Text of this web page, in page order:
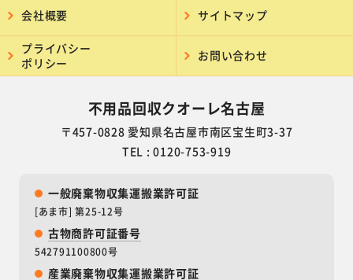
会社概要 サイトマップ
プライバシー
ポリシー
お問い合わせ
不用品回収クオーレ名古屋
〒457-0828 愛知県名古屋市南区宝生町3-37
TEL : 0120-753-919
一般廃棄物収集運搬業許可証
[あま市] 第25-12号
古物商許可証番号
542791100800号
産業廃棄物収集運搬業許可証